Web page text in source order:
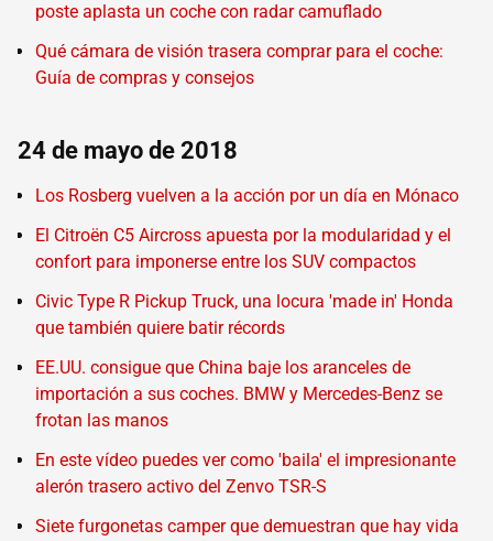
poste aplasta un coche con radar camuflado
Qué cámara de visión trasera comprar para el coche:
Guía de compras y consejos
24 de mayo de 2018
Los Rosberg vuelven a la acción por un día en Mónaco
El Citroën C5 Aircross apuesta por la modularidad y el
confort para imponerse entre los SUV compactos
Civic Type R Pickup Truck, una locura 'made in' Honda
que también quiere batir récords
EE.UU. consigue que China baje los aranceles de
importación a sus coches. BMW y Mercedes-Benz se
frotan las manos
En este vídeo puedes ver como 'baila' el impresionante
alerón trasero activo del Zenvo TSR-S
Siete furgonetas camper que demuestran que hay vida